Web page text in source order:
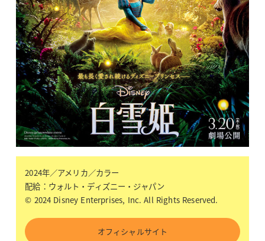
2024年／アメリカ／カラー
配給：ウォルト・ディズニー・ジャパン
© 2024 Disney Enterprises, Inc. All Rights Reserved.
オフィシャルサイト